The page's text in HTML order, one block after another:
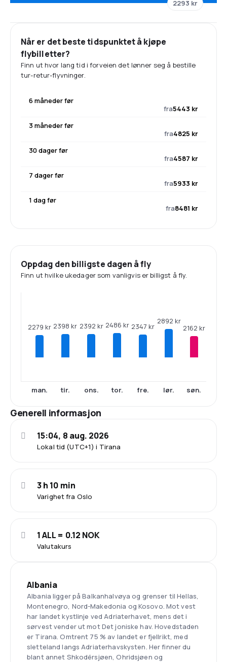
2293 kr
Når er det beste tidspunktet å kjøpe
flybilletter?
Finn ut hvor lang tid i forveien det lønner seg å bestille
tur-retur-flyvninger.
6 måneder før
fra5443 kr
3 måneder før
fra4825 kr
30 dager før
fra4587 kr
7 dager før
fra5933 kr
1 dag før
fra8481 kr
Oppdag den billigste dagen å fly
Finn ut hvilke ukedager som vanligvis er billigst å fly.
2279 kr
man.
2398 kr
tir.
2392 kr
ons.
2486 kr
tor.
2347 kr
fre.
2892 kr
lør.
2162 kr
søn.
Generell informasjon
Lokal tid (UTC+1) i Tirana
15:04, 8 aug. 2026
Varighet fra Oslo
3 h 10 min
Valutakurs
1 ALL = 0.12 NOK
Albania
Albania ligger på Balkanhalvøya og grenser til Hellas,
Montenegro, Nord-Makedonia og Kosovo. Mot vest
har landet kystlinje ved Adriaterhavet, mens det i
sørvest vender ut mot Det joniske hav. Hovedstaden
er Tirana. Omtrent 75 % av landet er fjellrikt, med
sletteland langs Adriaterhavskysten. Her finner du
blant annet Shkodërsjøen, Ohridsjøen og